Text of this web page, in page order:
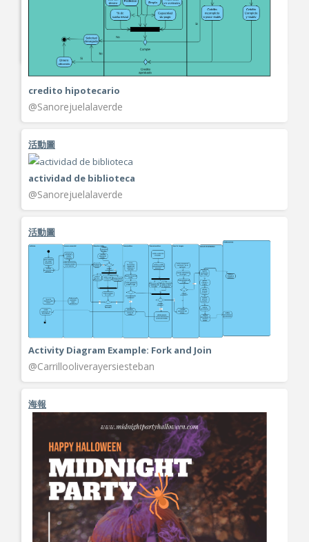
@Cristhianariza4
credito hipotecario
@Sanorejuelalaverde
活動圖
actividad de biblioteca
@Sanorejuelalaverde
活動圖
Activity Diagram Example: Fork and Join
@Carrillooliverayersiesteban
海報